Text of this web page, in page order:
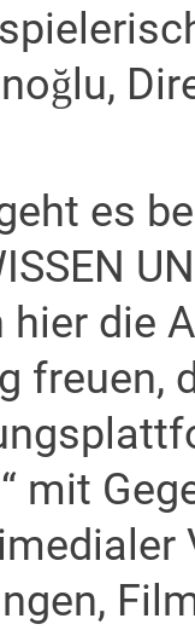
es
hier die
freuen,
mit